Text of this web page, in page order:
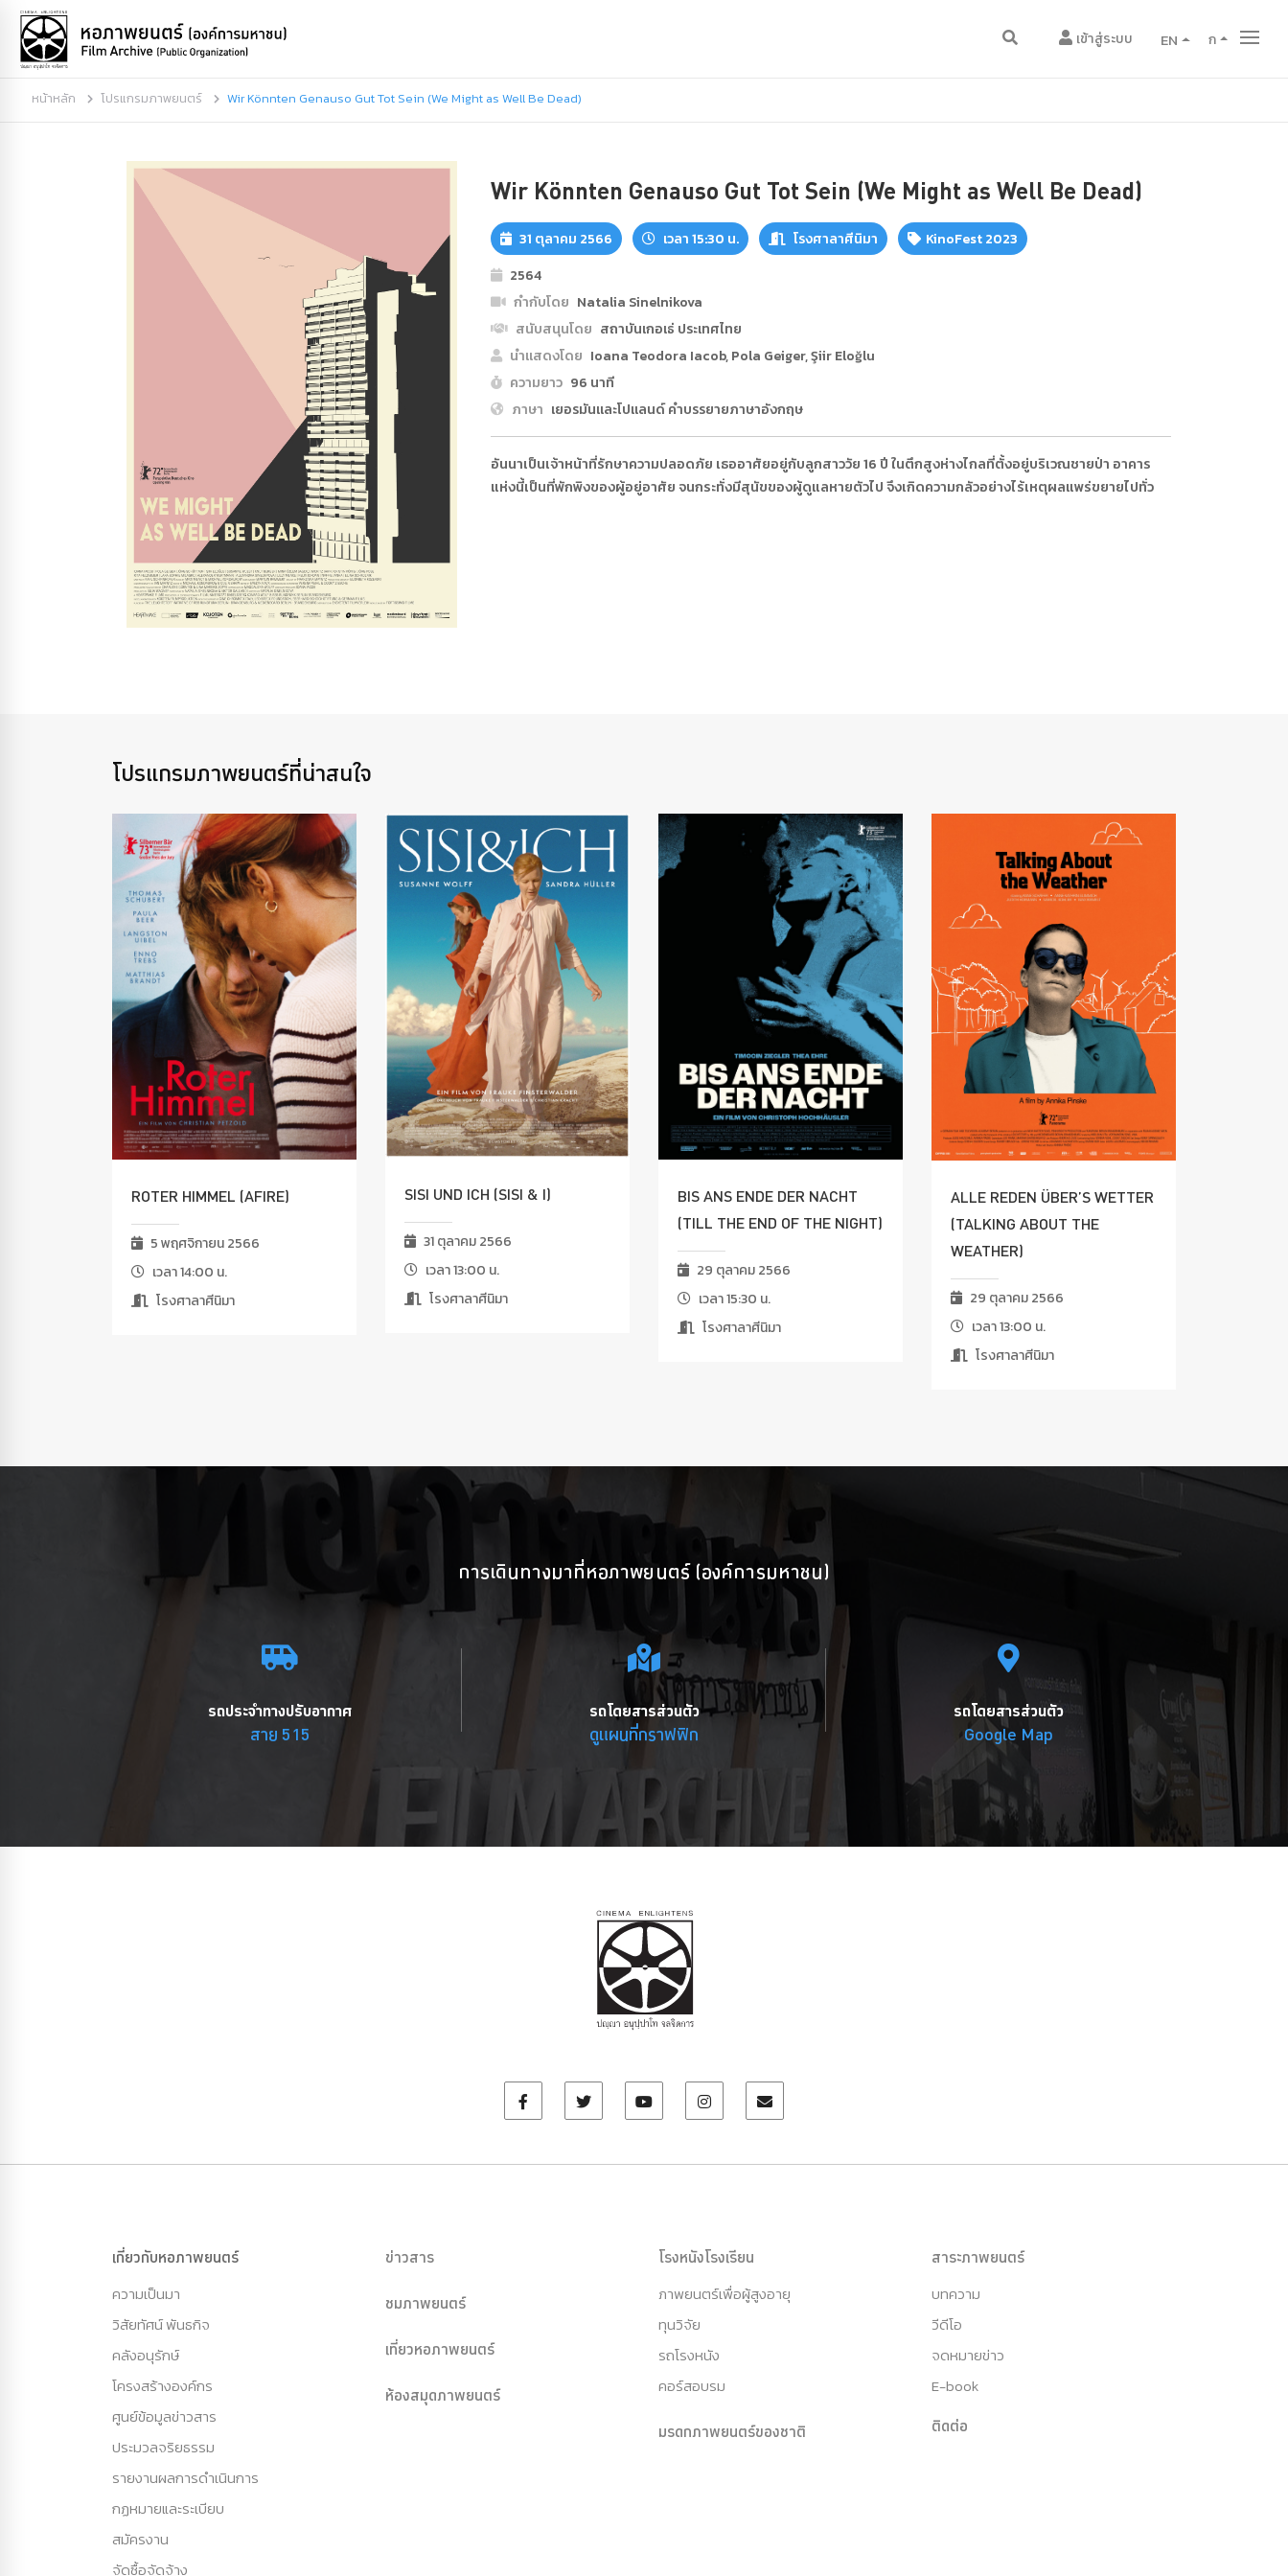
เข้าสู่ระบบ EN ก
หน้าหลัก โปรแกรมภาพยนตร์ Wir Könnten Genauso Gut Tot Sein (We Might as Well Be Dead)
Wir Könnten Genauso Gut Tot Sein (We Might as Well Be Dead)
31 ตุลาคม 2566 เวลา 15:30 น. โรงศาลาศีนิมา
KinoFest 2023
2564
กำกับโดย Natalia Sinelnikova
สนับสนุนโดย สถาบันเกอเธ่ ประเทศไทย
นำแสดงโดย Ioana Teodora Iacob, Pola Geiger, Şiir Eloğlu
ความยาว 96 นาที
ภาษา เยอรมันและโปแลนด์ คำบรรยายภาษาอังกฤษ
อันนาเป็นเจ้าหน้าที่รักษาความปลอดภัย เธออาศัยอยู่กับลูกสาววัย 16 ปี ในตึกสูงห่างไกลที่ตั้งอยู่บริเวณชายป่า อาคาร
แห่งนี้เป็นที่พักพิงของผู้อยู่อาศัย จนกระทั่งมีสุนัขของผู้ดูแลหายตัวไป จึงเกิดความกลัวอย่างไร้เหตุผลแพร่ขยายไปทั่ว
โปรแกรมภาพยนตร์ที่น่าสนใจ
ROTER HIMMEL (AFIRE)
5 พฤศจิกายน 2566
เวลา 14:00 น.
โรงศาลาศีนิมา
SISI UND ICH (SISI & I)
31 ตุลาคม 2566
เวลา 13:00 น.
โรงศาลาศีนิมา
BIS ANS ENDE DER NACHT
(TILL THE END OF THE NIGHT)
29 ตุลาคม 2566
เวลา 15:30 น.
โรงศาลาศีนิมา
ALLE REDEN ÜBER’S WETTER
(TALKING ABOUT THE
WEATHER)
29 ตุลาคม 2566
เวลา 13:00 น.
โรงศาลาศีนิมา
การเดินทางมาที่หอภาพยนตร์ (องค์การมหาชน)
รถประจำทางปรับอากาศ
สาย 515
รถโดยสารส่วนตัว
ดูแผนที่กราฟฟิก
รถโดยสารส่วนตัว
Google Map
เกี่ยวกับหอภาพยนตร์
ความเป็นมา
วิสัยทัศน์ พันธกิจ
คลังอนุรักษ์
โครงสร้างองค์กร
ศูนย์ข้อมูลข่าวสาร
ประมวลจริยธรรม
รายงานผลการดำเนินการ
กฏหมายและระเบียบ
สมัครงาน
จัดซื้อจัดจ้าง
ข่าวสาร
ชมภาพยนตร์
เที่ยวหอภาพยนตร์
ห้องสมุดภาพยนตร์
โรงหนังโรงเรียน
ภาพยนตร์เพื่อผู้สูงอายุ
ทุนวิจัย
รถโรงหนัง
คอร์สอบรม
มรดกภาพยนตร์ของชาติ
สาระภาพยนตร์
บทความ
วีดีโอ
จดหมายข่าว
E-book
ติดต่อ